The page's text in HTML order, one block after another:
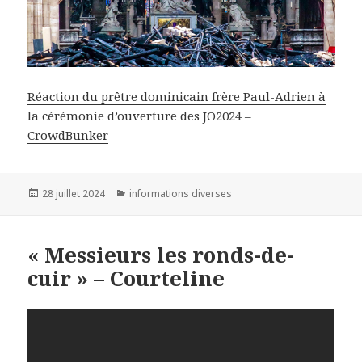
Réaction du prêtre dominicain frère Paul-Adrien à
la cérémonie d’ouverture des JO2024 –
CrowdBunker
Publié
28 juillet 2024 Catégories
informations diverses
« Messieurs les ronds-de-
cuir » – Courteline